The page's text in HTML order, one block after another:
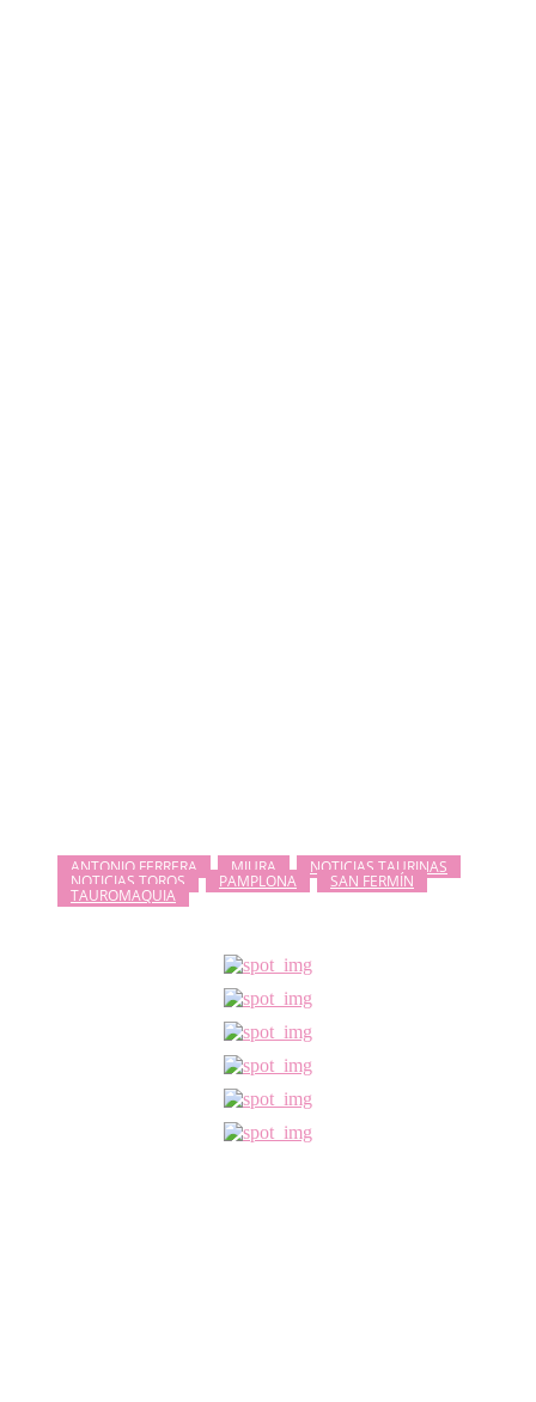
ANTONIO FERRERA MIURA NOTICIAS TAURINAS
NOTICIAS TOROS PAMPLONA SAN FERMÍN
TAUROMAQUIA